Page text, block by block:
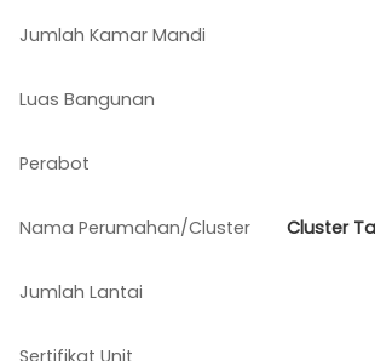
Jumlah Kamar Mandi
Luas Bangunan
Perabot
Nama Perumahan/Cluster Cluster
Jumlah Lantai
Sertifikat Unit